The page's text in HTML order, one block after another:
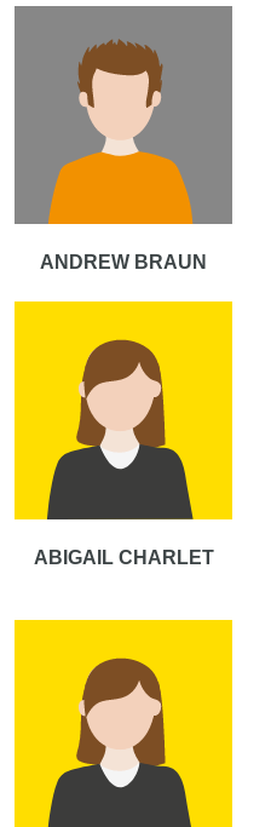
ANDREW BRAUN
ABIGAIL CHARLET